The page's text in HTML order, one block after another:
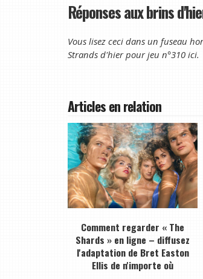
Réponses aux brins
Vous lisez ceci dans un fuseau
Strands d'hier pourjeu n°310 ici.
Articles en relation
Comment regarder « The
Shards » en ligne – diffusez
l'adaptation de Bret Easton
Ellis de n'importe où